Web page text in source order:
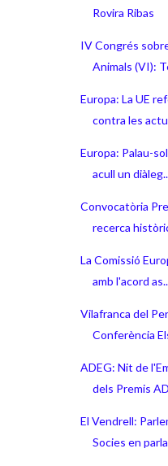
Rovira Ribas
IV Congrés
Animals (VI):
Europa: La UE
contra les
Europa: Palau-
acull un
Convocatòria
recerca
La Comissió
amb l'acord
Vilafranca del
Conferència
ADEG: Nit de
dels Premis
El Vendrell:
Socies en